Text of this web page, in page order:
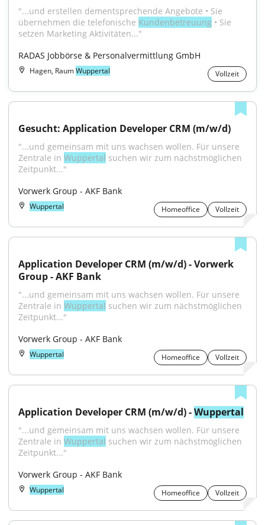
"...und erstellen dementsprechende Angebote • Sie
übernehmen die telefonische Kundenbetreuung • Sie
setzen Marketing Aktivitäten..."
RADAS Jobbörse & Personalvermittlung GmbH
Hagen, RaumWuppertal Vollzeit
Gesucht: Application Developer CRM (m/w/d)
"...und gemeinsam mit uns wachsen wollen. Für unsere
Zentrale in Wuppertal suchen wir zum nächstmöglichen
Zeitpunkt..."
Vorwerk Group - AKF Bank
Wuppertal Homeoffice Vollzeit
Application Developer CRM (m/w/d) - Vorwerk
Group - AKF Bank
"...und gemeinsam mit uns wachsen wollen. Für unsere
Zentrale in Wuppertal suchen wir zum nächstmöglichen
Zeitpunkt..."
Vorwerk Group - AKF Bank
Wuppertal Homeoffice Vollzeit
Application Developer CRM (m/w/d) - Wuppertal
"...und gemeinsam mit uns wachsen wollen. Für unsere
Zentrale in Wuppertal suchen wir zum nächstmöglichen
Zeitpunkt..."
Vorwerk Group - AKF Bank
Wuppertal Homeoffice Vollzeit